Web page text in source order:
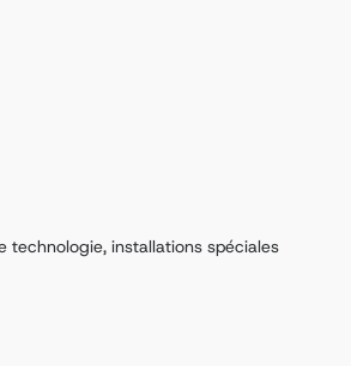
technologie, installations spéciales